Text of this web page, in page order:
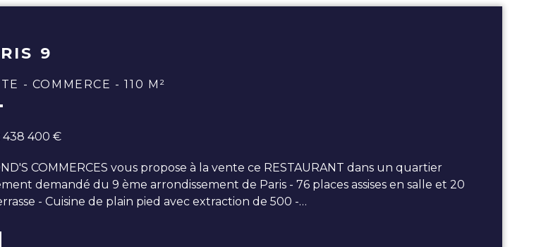
9
- COMMERCE - 110 M²
438 400 €
COMMERCES vous propose à la vente ce RESTAURANT dans un quartier
demandé du 9 ème arrondissement de Paris - 76 places assises en salle et 20
- Cuisine de plain pied avec extraction de 500 -…